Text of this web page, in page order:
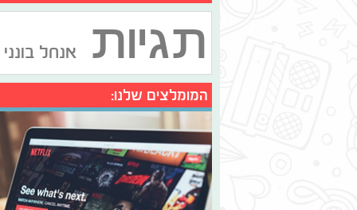
תגיות אנחל בונני
המומלצים שלנו: